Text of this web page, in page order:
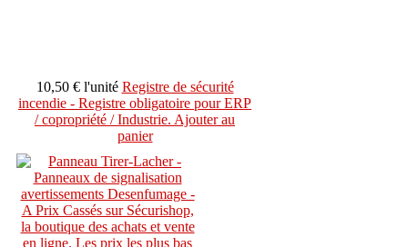
10,50 € l'unité Registre de sécurité
incendie - Registre obligatoire pour ERP
/ copropriété / Industrie. Ajouter au
panier